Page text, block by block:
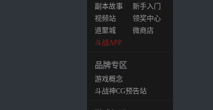
副本故事
新手入门
视频站
领奖中心
道聚城
微商店
斗战APP
品牌专区
游戏概念
站
斗战神CG预告站